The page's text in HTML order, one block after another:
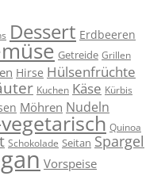
Dessert Erdbeeren
Getreide Grillen
Hirse Hülsenfrüchte
Kuchen Käse Kürbis
Möhren Nudeln
Quinoa
Schokolade Seitan Spargel
Vorspeise